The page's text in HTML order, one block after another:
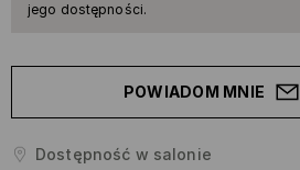
jego dostępności.
POWIADOM MNIE
Dostępność w salonie